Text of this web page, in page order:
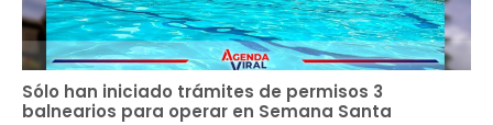
Sólo han iniciado trámites de permisos 3
balnearios para operar en Semana Santa